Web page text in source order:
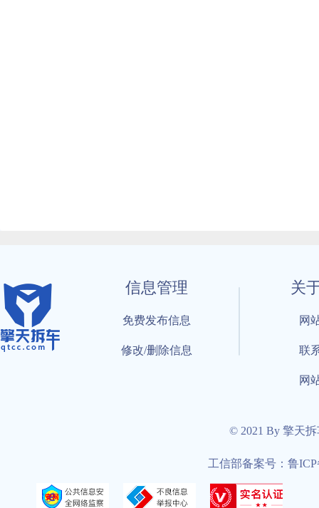
信息管理
免费发布信息
修改/删除信息
关
网
联
网
© 2021 By 擎天
工信部备案号：鲁